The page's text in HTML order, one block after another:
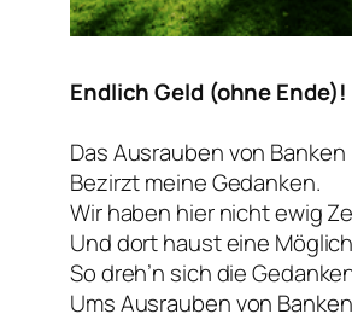
Endlich Geld (ohne Ende)!
Das Ausrauben von Banken
Bezirzt meine Gedanken.
Wir haben hier nicht ewig
Und dort haust eine
So dreh’n sich die
Ums Ausrauben von